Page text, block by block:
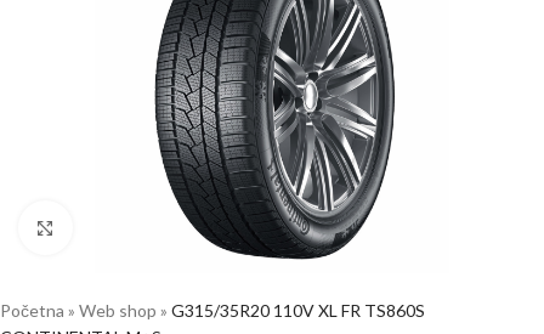
Početna » Web shop » G315/35R20 110V XL FR TS860S